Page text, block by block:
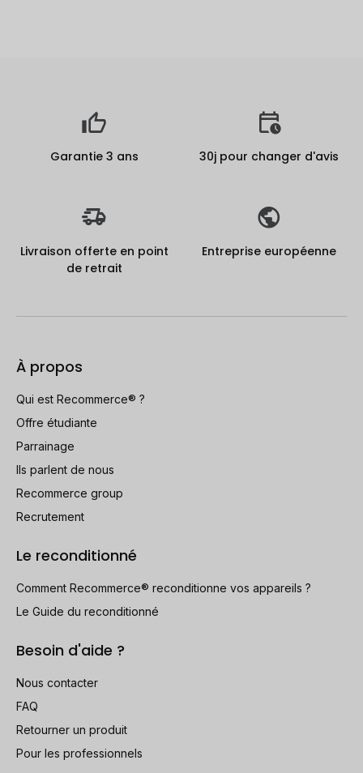
Garantie 3 ans 30j pour changer d'avis
Livraison offerte en point
de retrait
Entreprise européenne
À propos
Qui est Recommerce® ?
Offre étudiante
Parrainage
Ils parlent de nous
Recommerce group
Recrutement
Le reconditionné
Comment Recommerce® reconditionne vos appareils ?
Le Guide du reconditionné
Besoin d'aide ?
Nous contacter
FAQ
Retourner un produit
Pour les professionnels